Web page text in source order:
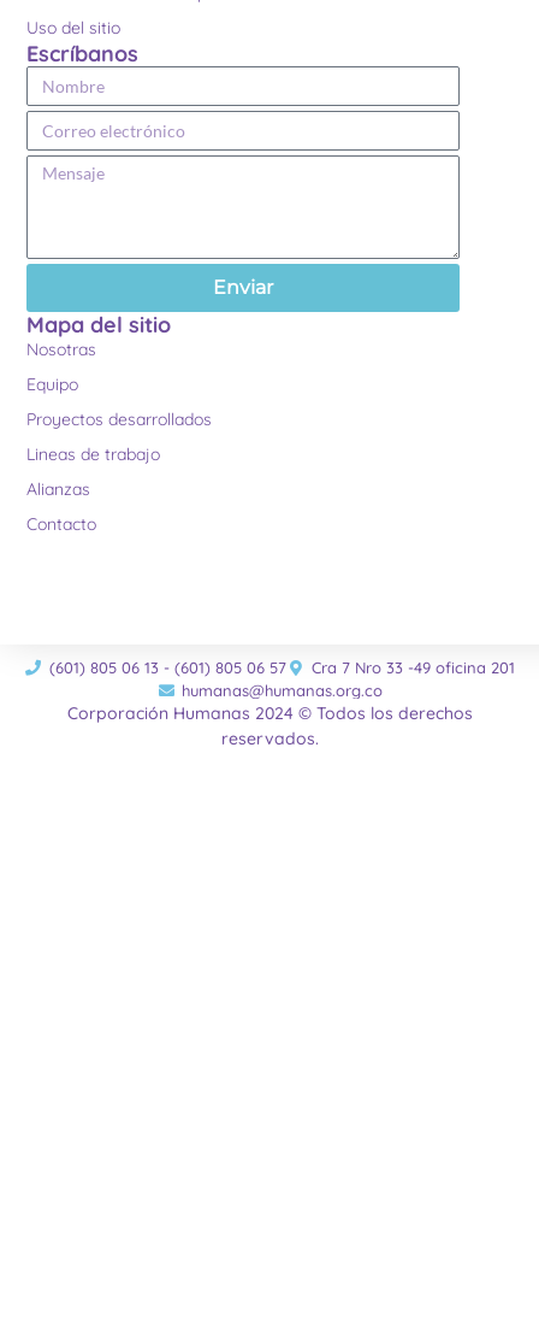
Uso del sitio
Escríbanos
Enviar
Mapa del sitio
Nosotras
Equipo
Proyectos desarrollados
Lineas de trabajo
Alianzas
Contacto
(601) 805 06 13 - (601) 805 06 57
Cra 7 Nro 33 -49 oficina 201
humanas@humanas.org.co
Corporación Humanas 2024 © Todos los derechos
reservados.